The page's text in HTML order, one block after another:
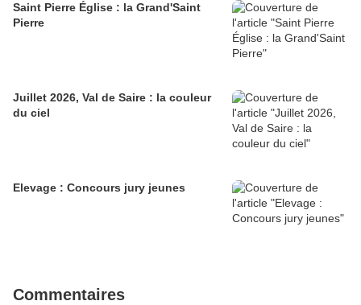
Saint Pierre Église : la Grand'Saint
Pierre
Juillet 2026, Val de Saire : la couleur
du ciel
Elevage : Concours jury jeunes
Commentaires